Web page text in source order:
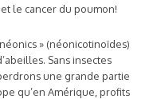
le cancer du poumon!
» (néonicotinoïdes)
Sans insectes
une grande partie
qu’en Amérique, profits